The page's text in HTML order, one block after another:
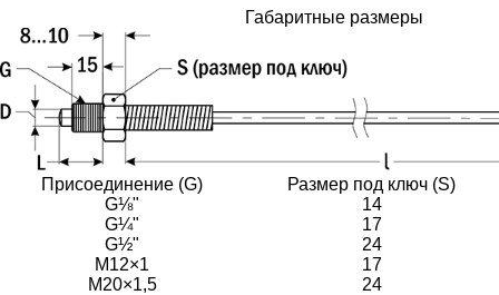
Габаритные размеры
Присоединение (G)
Размер под ключ (S)
G⅛"
14
G¼"
17
G½"
24
М12×1
17
М20×1,5
24